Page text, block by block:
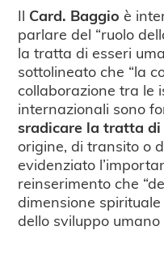
Il Card. Baggio è
parlare del “ruolo
la tratta di esseri
sottolineato che “la
collaborazione tra le
internazionali sono
sradicare la tratta di
origine, di transito o
evidenziato
reinserimento che
dimensione
dello sviluppo